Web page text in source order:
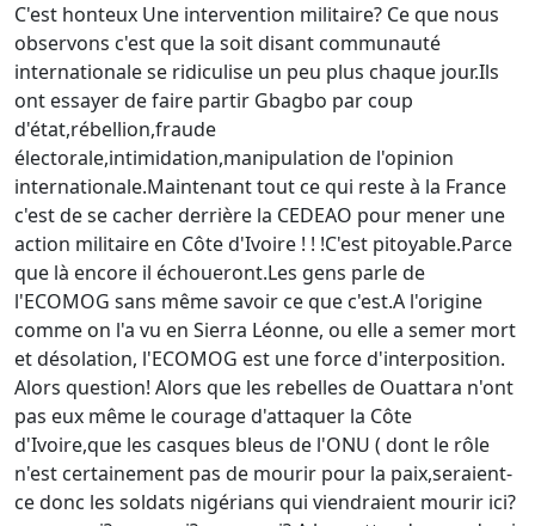
C'est honteux Une intervention militaire? Ce que nous
observons c'est que la soit disant communauté
internationale se ridiculise un peu plus chaque jour.Ils
ont essayer de faire partir Gbagbo par coup
d'état,rébellion,fraude
électorale,intimidation,manipulation de l'opinion
internationale.Maintenant tout ce qui reste à la France
c'est de se cacher derrière la CEDEAO pour mener une
action militaire en Côte d'Ivoire ! ! !C'est pitoyable.Parce
que là encore il échoueront.Les gens parle de
l'ECOMOG sans même savoir ce que c'est.A l'origine
comme on l'a vu en Sierra Léonne, ou elle a semer mort
et désolation, l'ECOMOG est une force d'interposition.
Alors question! Alors que les rebelles de Ouattara n'ont
pas eux même le courage d'attaquer la Côte
d'Ivoire,que les casques bleus de l'ONU ( dont le rôle
n'est certainement pas de mourir pour la paix,seraient-
ce donc les soldats nigérians qui viendraient mourir ici?